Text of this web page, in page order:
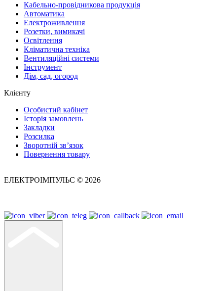
Кабельно-провідникова продукція
Автоматика
Електроживлення
Розетки, вимикачі
Освітлення
Кліматична техніка
Вентиляційні системи
Інструмент
Дім, сад, огород
Клієнту
Особистий кабінет
Історія замовлень
Закладки
Розсилка
Зворотній зв’язок
Повернення товару
ЕЛЕКТРОІМПУЛЬС © 2026